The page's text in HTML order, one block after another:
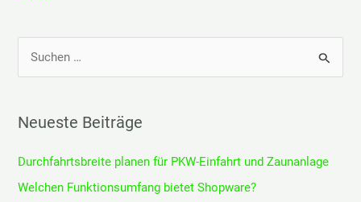
h
n
n
Neueste Beiträge
Durchfahrtsbreite planen für PKW-Einfahrt und Zaunanlage
Welchen Funktionsumfang bietet Shopware?